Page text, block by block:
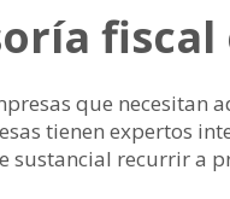
fiscal
que necesitan
tienen expertos
sustancial recurrir a